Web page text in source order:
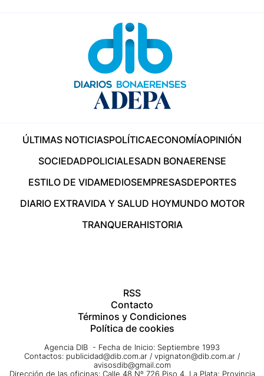
ÚLTIMAS NOTICIASPOLÍTICAECONOMÍAOPINIÓN
SOCIEDADPOLICIALESADN BONAERENSE
ESTILO DE VIDAMEDIOSEMPRESASDEPORTES
DIARIO EXTRAVIDA Y SALUD HOYMUNDO MOTOR
TRANQUERAHISTORIA
RSS
Contacto
Términos y Condiciones
Política de cookies
Agencia DIB - Fecha de Inicio: Septiembre 1993
Contactos: publicidad@dib.com.ar / vpignaton@dib.com.ar /
avisosdib@gmail.com
Dirección de las oficinas: Calle 48 Nº 726 Piso 4, La Plata; Provincia